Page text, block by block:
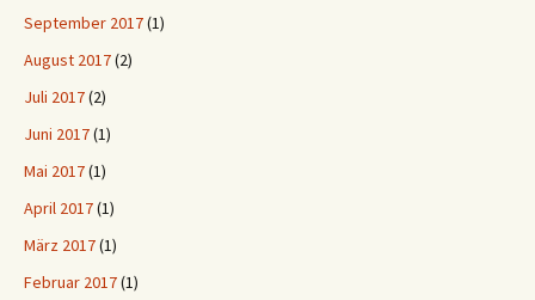
September 2017(1)
August 2017(2)
Juli 2017(2)
Juni 2017(1)
Mai 2017(1)
April 2017(1)
März 2017(1)
Februar 2017(1)